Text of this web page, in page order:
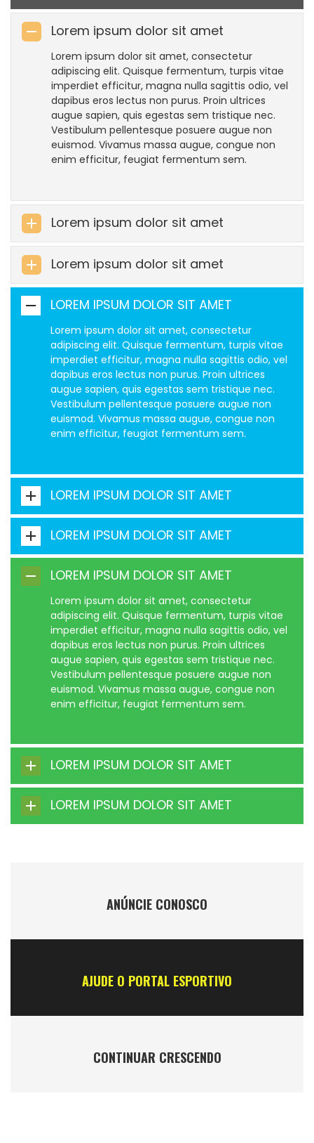
Lorem ipsum dolor sit amet
Lorem ipsum dolor sit amet, consectetur
adipiscing elit. Quisque fermentum, turpis vitae
imperdiet efficitur, magna nulla sagittis odio, vel
dapibus eros lectus non purus. Proin ultrices
augue sapien, quis egestas sem tristique nec.
Vestibulum pellentesque posuere augue non
euismod. Vivamus massa augue, congue non
enim efficitur, feugiat fermentum sem.
Lorem ipsum dolor sit amet
Lorem ipsum dolor sit amet
LOREM IPSUM DOLOR SIT AMET
Lorem ipsum dolor sit amet, consectetur
adipiscing elit. Quisque fermentum, turpis vitae
imperdiet efficitur, magna nulla sagittis odio, vel
dapibus eros lectus non purus. Proin ultrices
augue sapien, quis egestas sem tristique nec.
Vestibulum pellentesque posuere augue non
euismod. Vivamus massa augue, congue non
enim efficitur, feugiat fermentum sem.
LOREM IPSUM DOLOR SIT AMET
LOREM IPSUM DOLOR SIT AMET
LOREM IPSUM DOLOR SIT AMET
Lorem ipsum dolor sit amet, consectetur
adipiscing elit. Quisque fermentum, turpis vitae
imperdiet efficitur, magna nulla sagittis odio, vel
dapibus eros lectus non purus. Proin ultrices
augue sapien, quis egestas sem tristique nec.
Vestibulum pellentesque posuere augue non
euismod. Vivamus massa augue, congue non
enim efficitur, feugiat fermentum sem.
LOREM IPSUM DOLOR SIT AMET
LOREM IPSUM DOLOR SIT AMET
ANÚNCIE CONOSCO
AJUDE O PORTAL ESPORTIVO
CONTINUAR CRESCENDO